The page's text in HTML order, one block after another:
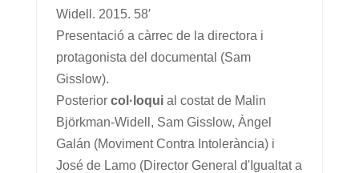
Widell. 2015. 58′
Presentació a càrrec de la directora i
protagonista del documental (Sam
Gisslow).
Posterior col·loquial costat de Malin
Björkman-Widell, Sam Gisslow, Àngel
Galán (Moviment Contra Intolerància) i
José de Lamo (Director General d'Igualtat a